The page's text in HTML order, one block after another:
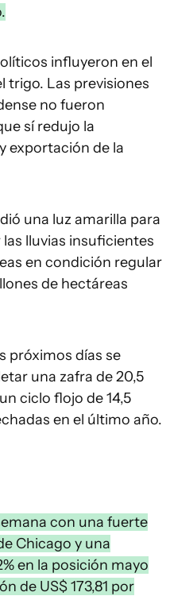
influyeron en el
Las previsiones
no fueron
sí redujo la
exportación de la
una luz amarilla para
lluvias insuficientes
en condición regular
de hectáreas
próximos días se
una zafra de 20,5
ciclo flojo de 14,5
en el último año.
con una fuerte
Chicago y una
en la posición mayo
de US$ 173,81 por